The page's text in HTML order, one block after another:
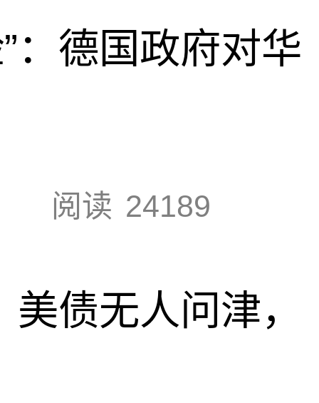
：德国政府对华
阅读 24189
债无人问津，